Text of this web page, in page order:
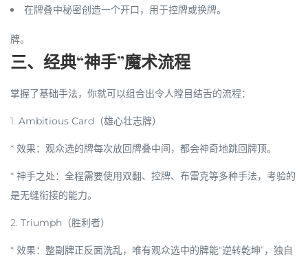
在牌叠中秘密创造一个开口，用于控牌或换牌。
牌。
三、经典“神手”魔术流程
掌握了基础手法，你就可以组合出令人瞠目结舌的流程：
1. Ambitious Card（雄心壮志牌）
* 效果：观众选的牌每次放回牌叠中间，都会神奇地跳回牌顶。
* 神手之处：全程需要使用双翻、控牌、布雷克等多种手法，考验的
是无缝衔接的能力。
2. Triumph（胜利者）
* 效果：整副牌正反面洗乱，唯有观众选中的牌能“逆转乾坤”，独自